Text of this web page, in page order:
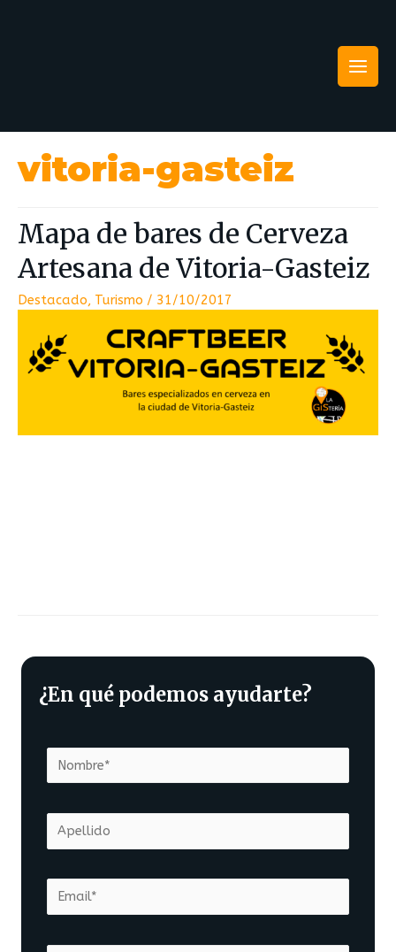
vitoria-gasteiz
Mapa de bares de Cerveza
Artesana de Vitoria-Gasteiz
Destacado, Turismo / 31/10/2017
¿En qué podemos ayudarte?